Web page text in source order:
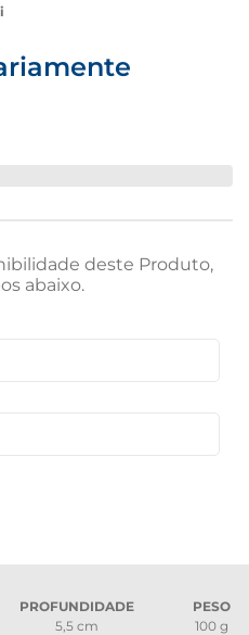
deste Produto,
abaixo.
PROFUNDIDADE
5,5 cm
PESO
100 g